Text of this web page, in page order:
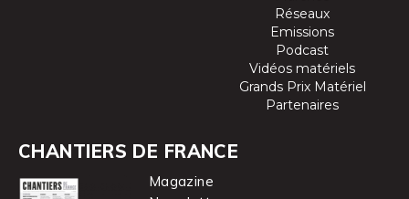
Réseaux
Emissions
Podcast
Vidéos matériels
Grands Prix Matériel
Partenaires
CHANTIERS DE FRANCE
Magazine